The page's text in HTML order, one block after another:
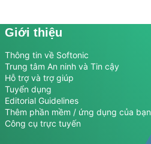
Giới thiệu
Thông tin về Softonic
Trung tâm An ninh và Tin cậy
Hỗ trợ và trợ giúp
Tuyển dụng
Editorial Guidelines
Thêm phần mềm / ứng dụng của bạn
Công cụ trực tuyến